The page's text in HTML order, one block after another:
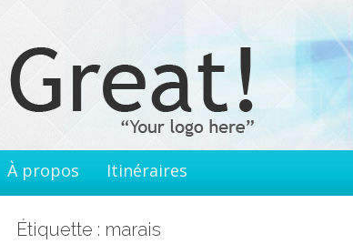
contenu
principal
À propos Itinéraires
Étiquette : marais